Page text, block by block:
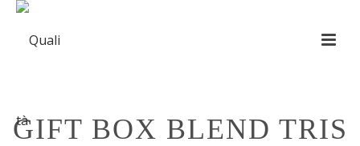
GIFT BOX BLEND TRIS